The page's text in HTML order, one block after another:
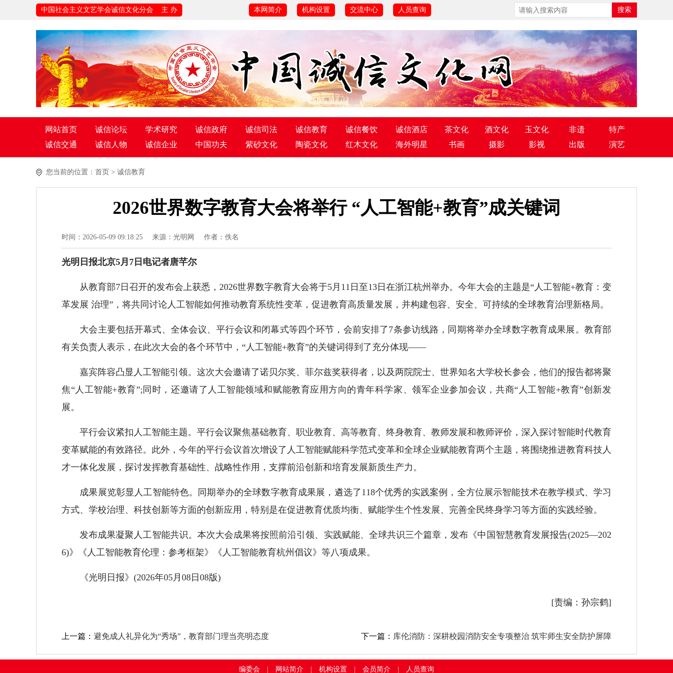
中国社会主义文艺学会诚信文化分会 主 办 本网简介 机构设置 交流中心 人员查询
网站首页 诚信论坛 学术研究 诚信政府 诚信司法 诚信教育 诚信餐饮 诚信酒店 茶文化 酒文化 玉文化 非遗
特产
诚信交通
诚信人物 诚信企业 中国功夫 紫砂文化 陶瓷文化 红木文化 海外明星 书画 摄影 影视 出版 演艺
您当前的位置： 首页 > 诚信教育
2026世界数字教育大会将举行 “人工智能+教育”成关键词
时间：2026-05-09 09:18:25 来源：光明网 作者：佚名
光明日报北京5月7日电记者唐芊尔
从教育部7日召开的发布会上获悉，2026世界数字教育大会将于5月11日至13日在浙江杭州举办。今年大会的主题是“人工智能+教育：变
革发展 治理”，将共同讨论人工智能如何推动教育系统性变革，促进教育高质量发展，并构建包容、安全、可持续的全球教育治理新格局。
大会主要包括开幕式、全体会议、平行会议和闭幕式等四个环节，会前安排了7条参访线路，同期将举办全球数字教育成果展。教育部
有关负责人表示，在此次大会的各个环节中，“人工智能+教育”的关键词得到了充分体现——
嘉宾阵容凸显人工智能引领。这次大会邀请了诺贝尔奖、菲尔兹奖获得者，以及两院院士、世界知名大学校长参会，他们的报告都将聚
焦“人工智能+教育”;同时，还邀请了人工智能领域和赋能教育应用方向的青年科学家、领军企业参加会议，共商“人工智能+教育”创新发
展。
平行会议紧扣人工智能主题。平行会议聚焦基础教育、职业教育、高等教育、终身教育、教师发展和教师评价，深入探讨智能时代教育
变革赋能的有效路径。此外，今年的平行会议首次增设了人工智能赋能科学范式变革和全球企业赋能教育两个主题，将围绕推进教育科技人
才一体化发展，探讨发挥教育基础性、战略性作用，支撑前沿创新和培育发展新质生产力。
成果展览彰显人工智能特色。同期举办的全球数字教育成果展，遴选了118个优秀的实践案例，全方位展示智能技术在教学模式、学习
方式、学校治理、科技创新等方面的创新应用，特别是在促进教育优质均衡、赋能学生个性发展、完善全民终身学习等方面的实践经验。
发布成果凝聚人工智能共识。本次大会成果将按照前沿引领、实践赋能、全球共识三个篇章，发布《中国智慧教育发展报告(2025—202
6)》《人工智能教育伦理：参考框架》《人工智能教育杭州倡议》等八项成果。
《光明日报》(2026年05月08日08版)
[责编：孙宗鹤]
上一篇： 避免成人礼异化为“秀场”，教育部门理当亮明态度 下一篇： 库伦消防：深耕校园消防安全专项整治 筑牢师生安全防护屏障
编委会 网站简介 机构设置 会员简介 人员查询